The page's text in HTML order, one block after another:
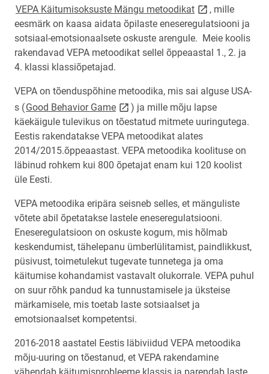
VEPA Käitumisoksuste Mängu metoodikatlink opens on
, mille
eesmärk on kaasa aidata õpilaste eneseregulatsiooni ja
sotsiaal-emotsionaalsete oskuste arengule. Meie koolis
rakendavad VEPA metoodikat sellel õppeaastal 1., 2. ja
4. klassi klassiõpetajad.
VEPA on tõenduspõhine metoodika, mis sai alguse USA-
s (Good Behavior Gamelink opens on new page
) ja mille mõju lapse
käekäigule tulevikus on tõestatud mitmete uuringutega.
Eestis rakendatakse VEPA metoodikat alates
2014/2015.õppeaastast. VEPA metoodika koolituse on
läbinud rohkem kui 800 õpetajat enam kui 120 koolist
üle Eesti.
VEPA metoodika eripära seisneb selles, et mänguliste
võtete abil õpetatakse lastele eneseregulatsiooni.
Eneseregulatsioon on oskuste kogum, mis hõlmab
keskendumist, tähelepanu ümberlülitamist, paindlikkust,
püsivust, toimetulekut tugevate tunnetega ja oma
käitumise kohandamist vastavalt olukorrale. VEPA puhul
on suur rõhk pandud ka tunnustamisele ja üksteise
märkamisele, mis toetab laste sotsiaalset ja
emotsionaalset kompetentsi.
2016-2018 aastatel Eestis läbiviidud VEPA metoodika
mõju-uuring on tõestanud, et VEPA rakendamine